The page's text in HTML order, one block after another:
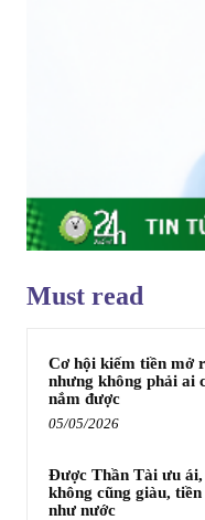
Must read
Cơ hội kiếm tiền mở
nhưng không phải ai
nắm được
05/05/2026
Được Thần Tài ưu ái,
không cũng giàu, tiền
như nước